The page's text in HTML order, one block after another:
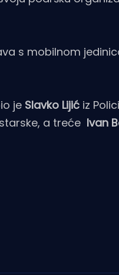
s mobilnom
je Slavko Lijić iz
a treće Ivan